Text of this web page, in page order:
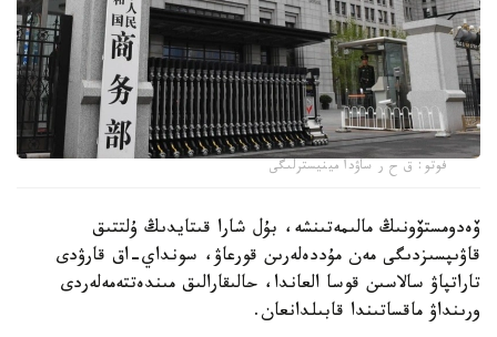
فوتو: ق ح ر ساۋدا مينيسترلىگى
ۆەدومستۆونىڭ مالىمەتىنشە، بۇل شارا قىتايدىڭ ۇلتتىق
قاۋىپسىزدىگى مەن مۇددەلەرىن قورعاۋ، سونداي-اق قارۋدى
تاراتپاۋ سالاسىن قوسا العاندا، حالىقارالىق مىندەتتەمەلەردى
ورىنداۋ ماقساتىندا قابىلدانعان.